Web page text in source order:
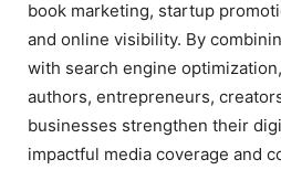
book marketing, startup
and online visibility. By
with search engine
authors, entrepreneurs,
businesses strengthen their
impactful media coverage and